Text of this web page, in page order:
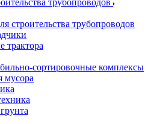
трубопроводов
строительства трубопроводов
трактора
сортировочные комплексы
мусора